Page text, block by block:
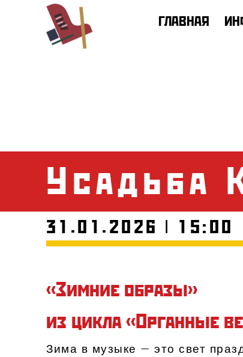
ГЛАВНАЯ
Усадьба
31.01.2026 | 15:00
«Зимние образы»
из цикла «Органные
Зима в музыке — это свет